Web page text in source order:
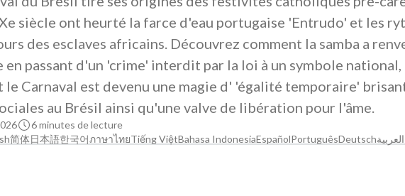
siècle ont heurté la farce d'eau portugaise 'Entrudo' et les
des esclaves africains. Découvrez comment la samba a
en passant d'un 'crime' interdit par la loi à un symbole national,
le Carnaval est devenu une magie d' 'égalité temporaire'
au Brésil ainsi qu'une valve de libération pour l'âme.
6 minutes de lecture
简体日本語한국어ภาษาไทยTiếng ViệtBahasa IndonesiaEspañolPortuguêsDeutschالعربية